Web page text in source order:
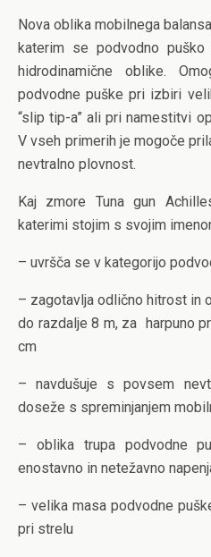
Nova oblika mobilnega
katerim se podvodno
hidrodinamične oblike.
podvodne puške pri izbiri
“slip tip-a” ali pri namestitvi
V vseh primerih je mogoče
nevtralno plovnost.
Kaj zmore Tuna gun
katerimi stojim s svojim
– uvršča se v kategorijo
– zagotavlja odlično hitrost in
do razdalje 8 m, za harpuno
cm
– navdušuje s povsem
doseže s spreminjanjem
– oblika trupa podvodne
enostavno in netežavno
– velika masa podvodne
pri strelu